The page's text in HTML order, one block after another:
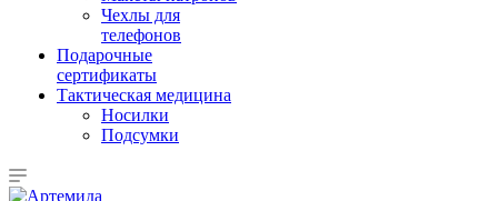
Чехлы для
телефонов
Подарочные
сертификаты
Тактическая медицина
Носилки
Подсумки